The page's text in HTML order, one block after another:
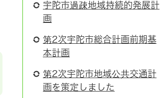
宇陀市過疎地域持続的発展計
画
第2次宇陀市総合計画前期基
本計画
第2次宇陀市地域公共交通計
画を策定しました